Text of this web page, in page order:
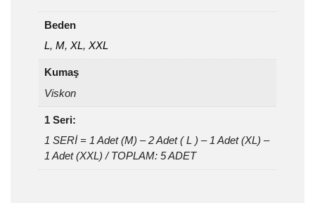
Beden
L, M, XL, XXL
Kumaş
Viskon
1 Seri:
1 SERİ = 1 Adet (M) – 2 Adet ( L ) – 1 Adet (XL) –
1 Adet (XXL) / TOPLAM: 5 ADET